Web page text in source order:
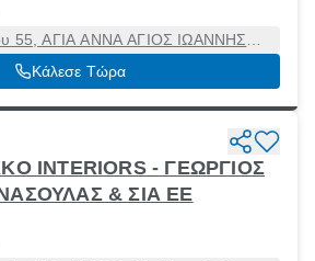
55, ΑΓΙΑ ΑΝΝΑ ΑΓΙΟΣ ΙΩΑΝΝΗΣ
Ταύρος, Αττική, 17778
Κάλεσε Τώρα
INTERIORS - ΓΕΩΡΓΙΟΣ
& ΣΙΑ ΕΕ